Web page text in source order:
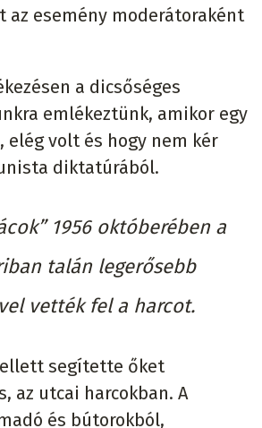
az esemény moderátoraként
a dicsőséges
emlékeztünk, amikor egy
elég volt és hogy nem kér
diktatúrából.
1956 októberében a
talán legerősebb
vették fel a harcot.
segítette őket
az utcai harcokban. A
és bútorokból,